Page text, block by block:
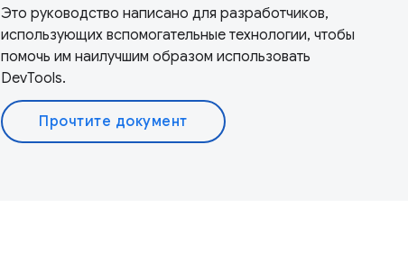
Это руководство написано для разработчиков,
использующих вспомогательные технологии, чтобы
помочь им наилучшим образом использовать
DevTools.
Прочтите документ